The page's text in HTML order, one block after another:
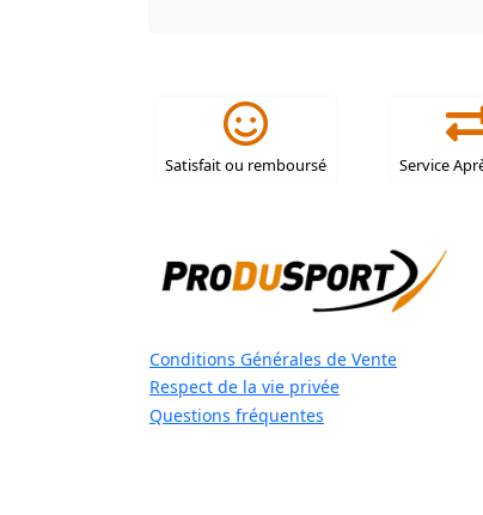
Satisfait ou remboursé Service
Conditions Générales de Vente
Respect de la vie privée
Questions fréquentes